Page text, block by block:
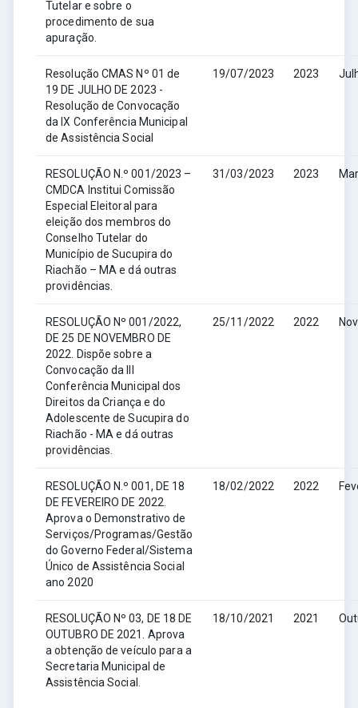
Tutelar e sobre o
procedimento de sua
apuração.
Resolução CMAS Nº 01 de
19 DE JULHO DE 2023 -
Resolução de Convocação
da IX Conferência Municipal
de Assistência Social
19/07/2023 2023
RESOLUÇÃO N.º 001/2023 –
CMDCA Institui Comissão
Especial Eleitoral para
eleição dos membros do
Conselho Tutelar do
Município de Sucupira do
Riachão – MA e dá outras
providências.
31/03/2023 2023
RESOLUÇÃO Nº 001/2022,
DE 25 DE NOVEMBRO DE
2022. Dispõe sobre a
Convocação da III
Conferência Municipal dos
Direitos da Criança e do
Adolescente de Sucupira do
Riachão - MA e dá outras
providências.
25/11/2022 2022
RESOLUÇÃO N.º 001, DE 18
DE FEVEREIRO DE 2022.
Aprova o Demonstrativo de
Serviços/Programas/Gestão
do Governo Federal/Sistema
Único de Assistência Social
ano 2020
18/02/2022 2022
RESOLUÇÃO Nº 03, DE 18 DE
OUTUBRO DE 2021. Aprova
a obtenção de veículo para a
Secretaria Municipal de
Assistência Social.
18/10/2021 2021